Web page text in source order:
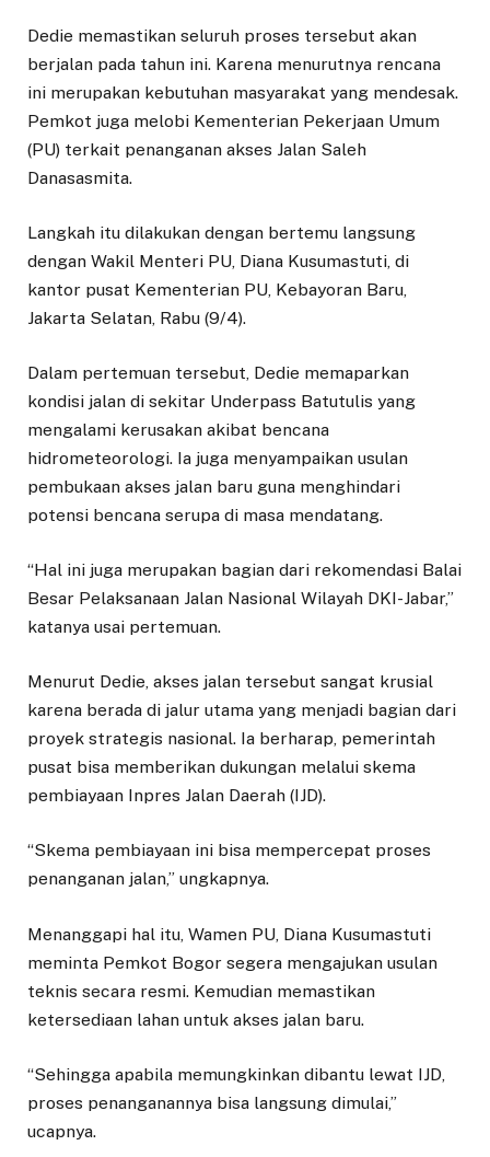
Dedie memastikan seluruh proses tersebut akan
berjalan pada tahun ini. Karena menurutnya rencana
ini merupakan kebutuhan masyarakat yang mendesak.
Pemkot juga melobi Kementerian Pekerjaan Umum
(PU) terkait penanganan akses Jalan Saleh
Danasasmita.
Langkah itu dilakukan dengan bertemu langsung
dengan Wakil Menteri PU, Diana Kusumastuti, di
kantor pusat Kementerian PU, Kebayoran Baru,
Jakarta Selatan, Rabu (9/4).
Dalam pertemuan tersebut, Dedie memaparkan
kondisi jalan di sekitar Underpass Batutulis yang
mengalami kerusakan akibat bencana
hidrometeorologi. Ia juga menyampaikan usulan
pembukaan akses jalan baru guna menghindari
potensi bencana serupa di masa mendatang.
“Hal ini juga merupakan bagian dari rekomendasi Balai
Besar Pelaksanaan Jalan Nasional Wilayah DKI-Jabar,”
katanya usai pertemuan.
Menurut Dedie, akses jalan tersebut sangat krusial
karena berada di jalur utama yang menjadi bagian dari
proyek strategis nasional. Ia berharap, pemerintah
pusat bisa memberikan dukungan melalui skema
pembiayaan Inpres Jalan Daerah (IJD).
“Skema pembiayaan ini bisa mempercepat proses
penanganan jalan,” ungkapnya.
Menanggapi hal itu, Wamen PU, Diana Kusumastuti
meminta Pemkot Bogor segera mengajukan usulan
teknis secara resmi. Kemudian memastikan
ketersediaan lahan untuk akses jalan baru.
“Sehingga apabila memungkinkan dibantu lewat IJD,
proses penanganannya bisa langsung dimulai,”
ucapnya.